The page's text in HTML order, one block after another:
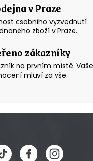
v
ý
p
i
u
v Praze
osobního vyzvednutí
zboží v Praze.
zákazníky
na prvním místě. Vaše
mluví za vše.